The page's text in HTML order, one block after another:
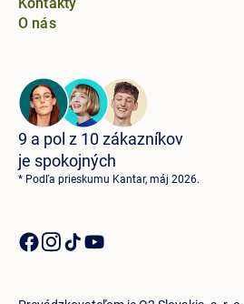
O nás
9 a pol z 10 zákazníkov
je spokojných
* Podľa prieskumu Kantar, máj 2026.